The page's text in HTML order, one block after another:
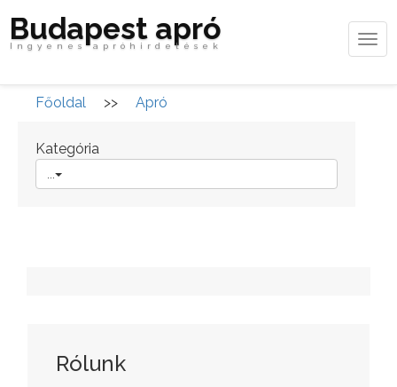
Budapest apró
Ingyenes apróhirdetések
Főoldal >> Apró
Kategória
Rólunk